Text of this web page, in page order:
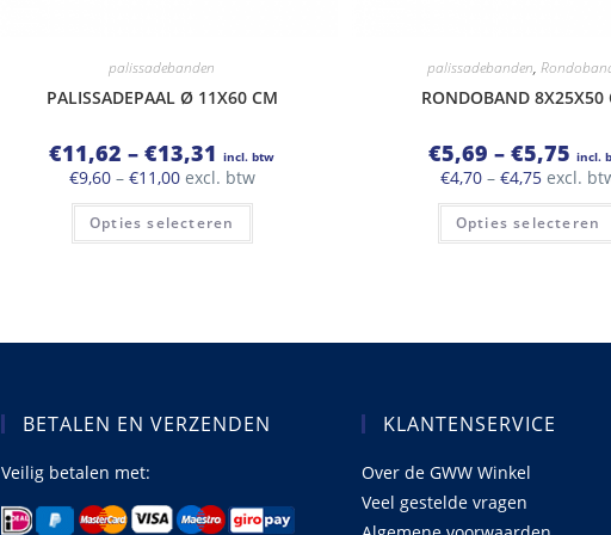
palissadebanden
PALISSADEPAAL Ø 11X60 CM
€11,62 – €13,31 Prijsklasse:
€11,62
tot
€13,31
incl. btw
€9,60 – €11,00Prijsklasse:
€9,60
tot
€11,00
excl. btw
Opties selecteren
Dit
heeft
gekozen
productpagina
palissadebanden,
RONDOBAND 8X25X50
€5,69 – €5,75 €5,69
tot
€5,75
incl.
€4,70 – €4,75
€4,70
tot
€4,75
excl.
Opties selecteren
BETALEN EN VERZENDEN
Veilig betalen met:
KLANTENSERVICE
Over de GWW Winkel
Veel gestelde vragen